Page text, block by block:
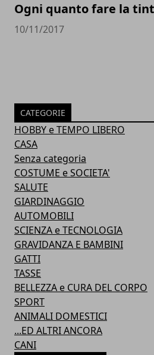
Ogni quanto fare la
10/11/2017
CATEGORIE
HOBBY e TEMPO LIBERO
CASA
Senza categoria
COSTUME e SOCIETA'
SALUTE
GIARDINAGGIO
AUTOMOBILI
SCIENZA e TECNOLOGIA
GRAVIDANZA E BAMBINI
GATTI
TASSE
BELLEZZA e CURA DEL CORPO
SPORT
ANIMALI DOMESTICI
...ED ALTRI ANCORA
CANI